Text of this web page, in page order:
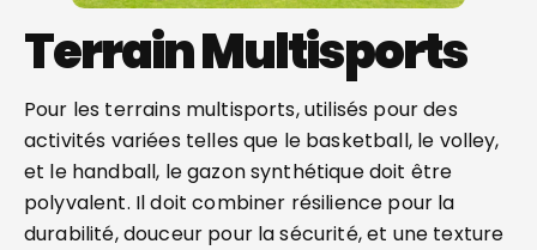
Terrain Multisports
Pour les terrains multisports, utilisés pour des
activités variées telles que le basketball, le volley,
et le handball, le gazon synthétique doit être
polyvalent. Il doit combiner résilience pour la
durabilité, douceur pour la sécurité, et une texture